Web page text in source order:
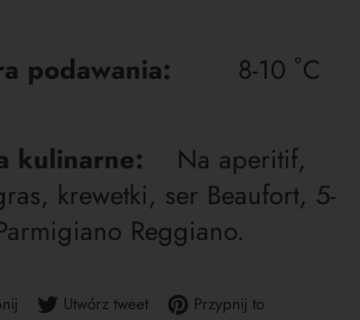
podawania: 8-10 ˚C
kulinarne:
Na aperitif,
krewetki, ser Beaufort, 5-
Reggiano.
Udostępnij na Facebooku
Utwórz tweetTweetuj na Twitterze
Przypnij toPrzypnij do